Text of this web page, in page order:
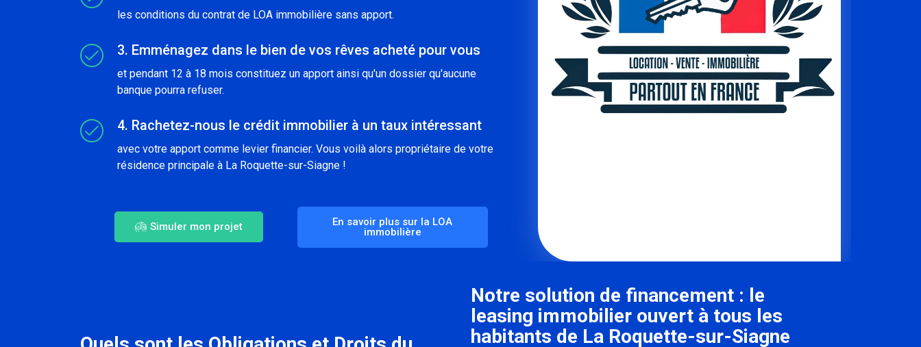
les conditions du contrat de LOA immobilière sans apport.
3. Emménagez dans le bien de vos rêves acheté pour vous
et pendant 12 à 18 mois constituez un apport ainsi qu'un dossier qu'aucune
banque pourra refuser.
4. Rachetez-nous le crédit immobilier à un taux intéressant
avec votre apport comme levier financier. Vous voilà alors propriétaire de votre
résidence principale à La Roquette-sur-Siagne !
Simuler mon projet
En savoir plus sur la LOA
immobilière
Notre solution de financement : le
leasing immobilier ouvert à tous les
habitants de La Roquette-sur-Siagne